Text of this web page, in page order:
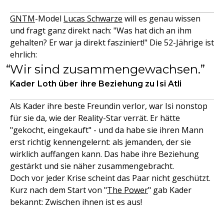
GNTM-Model Lucas Schwarze will es genau wissen
und fragt ganz direkt nach: "Was hat dich an ihm
gehalten? Er war ja direkt fasziniert!" Die 52-Jährige ist
ehrlich:
Wir sind zusammengewachsen.
Kader Loth über ihre Beziehung zu Isi Atli
Als Kader ihre beste Freundin verlor, war Isi nonstop
für sie da, wie der Reality-Star verrät. Er hätte
"gekocht, eingekauft" - und da habe sie ihren Mann
erst richtig kennengelernt: als jemanden, der sie
wirklich auffangen kann. Das habe ihre Beziehung
gestärkt und sie näher zusammengebracht.
Doch vor jeder Krise scheint das Paar nicht geschützt.
Kurz nach dem Start von "The Power" gab Kader
bekannt: Zwischen ihnen ist es aus!